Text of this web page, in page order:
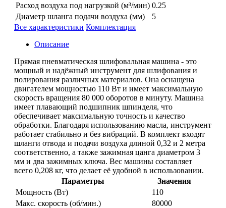
Расход воздуха под нагрузкой (м³/мин) 0.25
Диаметр шланга подачи воздуха (мм)
5
Все характеристики Комплектация
Описание
Прямая пневматическая шлифовальная машина - это
мощный и надёжный инструмент для шлифования и
полирования различных материалов. Она оснащена
двигателем мощностью 110 Вт и имеет максимальную
скорость вращения 80 000 оборотов в минуту. Машина
имеет плавающий подшипник шпинделя, что
обеспечивает максимальную точность и качество
обработки. Благодаря использованию масла, инструмент
работает стабильно и без вибраций. В комплект входят
шланги отвода и подачи воздуха длиной 0,32 и 2 метра
соответственно, а также зажимная цанга диаметром 3
мм и два зажимных ключа. Вес машины составляет
всего 0,208 кг, что делает её удобной в использовании.
Параметры
Значения
Мощность (Вт)
110
Макс. скорость (об/мин.)
80000